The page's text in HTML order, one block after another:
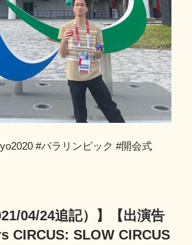
#パラリンピック #開会式
04/24追記）】【出演告
CIRCUS: SLOW CIRCUS